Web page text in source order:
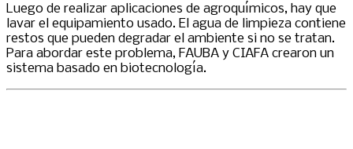
Luego de realizar aplicaciones de agroquímicos, hay que
lavar el equipamiento usado. El agua de limpieza contiene
restos que pueden degradar el ambiente si no se tratan.
Para abordar este problema, FAUBA y CIAFA crearon un
sistema basado en biotecnología.